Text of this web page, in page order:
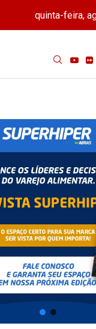
quinta-feira,